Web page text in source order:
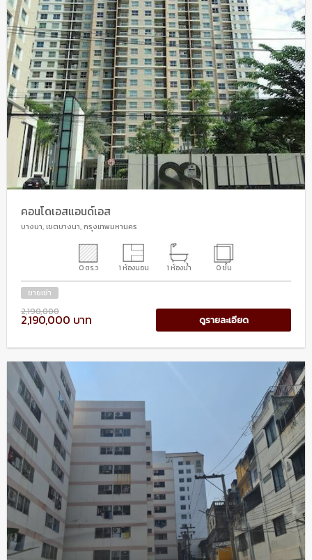
คอนโดเอสแอนด์เอส
บางนา, เขตบางนา, กรุงเทพมหานคร
0 ตร.ว 1 ห้องนอน 1 ห้องน้ำ 0 ชั้น
ขายเช่า
2,190,000
2,190,000 บาท ดูรายละเอียด